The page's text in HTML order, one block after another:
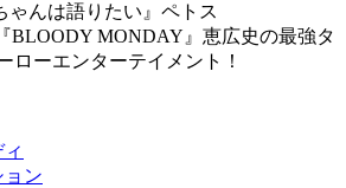
ゃんは語りたい』ペトス
BLOODY MONDAY』恵広史の最強タ
ローエンターテイメント！
ョン